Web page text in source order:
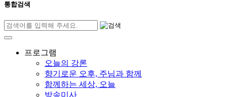
통합검색
프로그램
오늘의 강론
향기로운 오후, 주님과 함께
함께하는 세상, 오늘
방송미사